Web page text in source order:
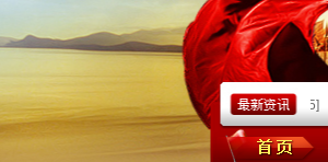
敢阻挠中国的统一大业，注定失败！ [2025/11/15]